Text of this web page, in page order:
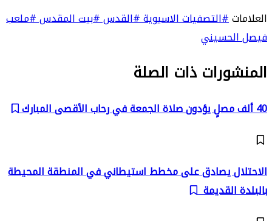
العلامات#التصفيات الاسيوية#القدس#بيت المقدس#ملعب
فيصل الحسيني
المنشورات ذات الصلة
40 ألف مصلٍ يؤدون صلاة الجمعة في رحاب الأقصى المبارك
الاحتلال يصادق على مخطط استيطاني في المنطقة المحيطة
بالبلدة القديمة